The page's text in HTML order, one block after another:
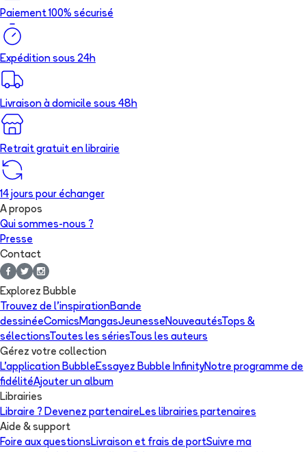
Paiement 100% sécurisé
Expédition sous 24h
Livraison à domicile sous 48h
Retrait gratuit en librairie
14 jours pour échanger
A propos
Qui sommes-nous ?
Presse
Contact
Explorez Bubble
Trouvez de l'inspirationBande
dessinéeComicsMangasJeunesseNouveautésTops &
sélectionsToutes les sériesTous les auteurs
Gérez votre collection
L'application BubbleEssayez Bubble InfinityNotre programme de
fidélitéAjouter un album
Librairies
Libraire ? Devenez partenaireLes librairies partenaires
Aide & support
Foire aux questionsLivraison et frais de portSuivre ma